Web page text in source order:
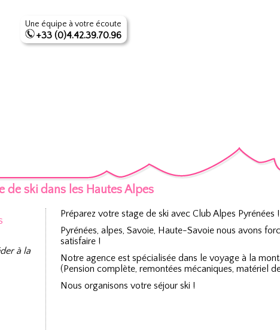
Une équipe à votre écoute
+33 (0)4.42.39.70.96
de ski dans les Hautes Alpes
à la
Préparez votre stage de ski avec Club Alpes Pyrénées !
Pyrénées, alpes, Savoie, Haute-Savoie nous avons
satisfaire !
Notre agence est spécialisée dans le voyage à la
(Pension complète, remontées mécaniques, matériel
Nous organisons votre séjour ski !